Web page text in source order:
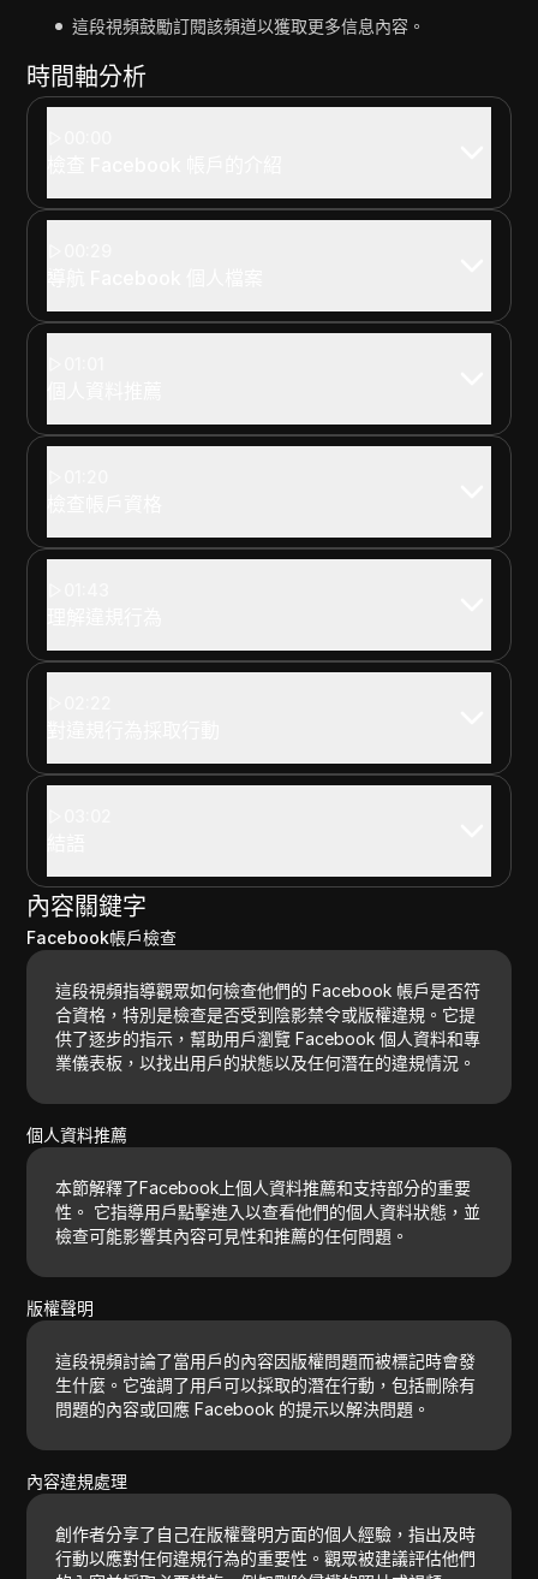
這段視頻鼓勵訂閱該頻道以獲取更多信息內容。
時間軸分析
內容關鍵字
Facebook帳戶檢查
這段視頻指導觀眾如何檢查他們的 Facebook 帳戶是否符
合資格，特別是檢查是否受到陰影禁令或版權違規。它提
供了逐步的指示，幫助用戶瀏覽 Facebook 個人資料和專
業儀表板，以找出用戶的狀態以及任何潛在的違規情況。
個人資料推薦
本節解釋了Facebook上個人資料推薦和支持部分的重要
性。 它指導用戶點擊進入以查看他們的個人資料狀態，並
檢查可能影響其內容可見性和推薦的任何問題。
版權聲明
這段視頻討論了當用戶的內容因版權問題而被標記時會發
生什麼。它強調了用戶可以採取的潛在行動，包括刪除有
問題的內容或回應 Facebook 的提示以解決問題。
內容違規處理
創作者分享了自己在版權聲明方面的個人經驗，指出及時
行動以應對任何違規行為的重要性。觀眾被建議評估他們